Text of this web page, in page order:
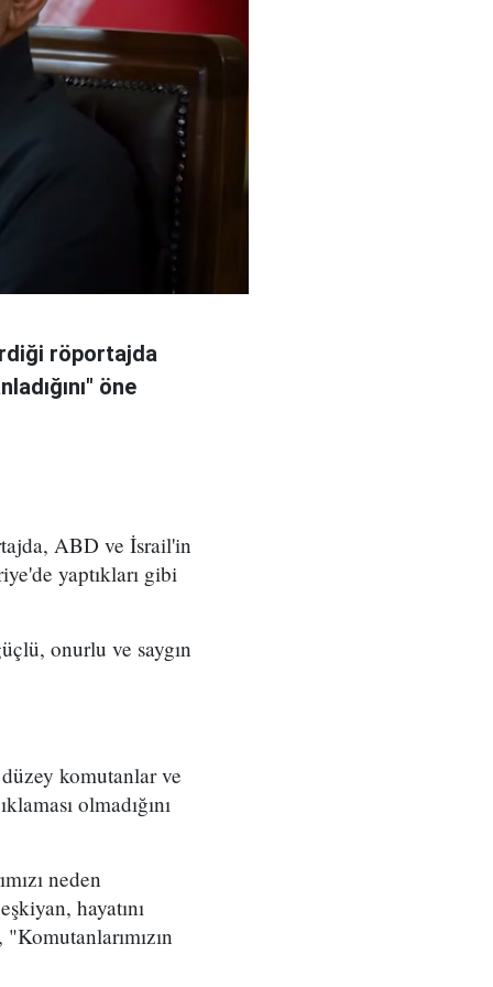
röportajda
öne
ABD ve İsrail'in
yaptıkları gibi
onurlu ve saygın
komutanlar ve
olmadığını
neden
hayatını